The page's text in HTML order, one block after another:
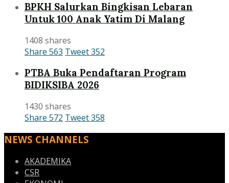
BPKH Salurkan Bingkisan Lebaran
Untuk 100 Anak Yatim Di Malang
1408 shares
Share 563 Tweet352
PTBA Buka Pendaftaran Program
BIDIKSIBA 2026
1430 shares
Share 572 Tweet358
NEWS CHANNELS
AKADEMIKA
CSR